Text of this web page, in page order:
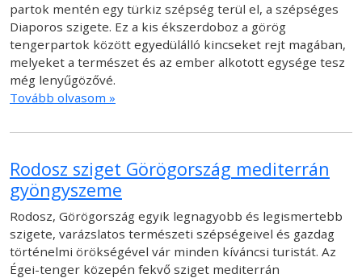
partok mentén egy türkiz szépség terül el, a szépséges
Diaporos szigete. Ez a kis ékszerdoboz a görög
tengerpartok között egyedülálló kincseket rejt magában,
melyeket a természet és az ember alkotott egysége tesz
még lenyűgözővé.
Tovább olvasom »
Rodosz sziget Görögország mediterrán
gyöngyszeme
Rodosz, Görögország egyik legnagyobb és legismertebb
szigete, varázslatos természeti szépségeivel és gazdag
történelmi örökségével vár minden kíváncsi turistát. Az
Égei-tenger közepén fekvő sziget mediterrán